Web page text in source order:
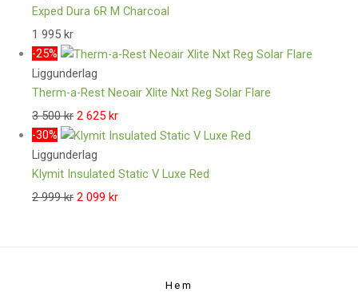
Exped Dura 6R M Charcoal
1 995 kr
-25%
Liggunderlag
Therm-a-Rest Neoair Xlite Nxt Reg Solar Flare
3 500kr 2 625 kr
-30%
Liggunderlag
Klymit Insulated Static V Luxe Red
2 999kr 2 099 kr
Hem